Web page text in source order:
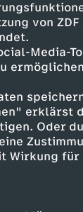
von
Media-
erklärst
Oder
Wirkung